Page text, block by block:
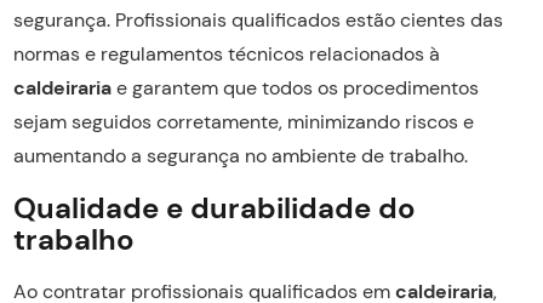
segurança. Profissionais qualificados estão cientes das
normas e regulamentos técnicos relacionados à
caldeirariae garantem que todos os procedimentos
sejam seguidos corretamente, minimizando riscos e
aumentando a segurança no ambiente de trabalho.
Qualidade e durabilidade do
trabalho
Ao contratar profissionais qualificados emcaldeiraria,